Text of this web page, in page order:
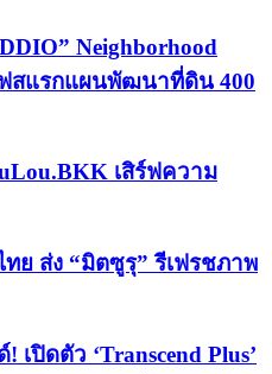
Neighborhood
สแรกแผนพัฒนาที่ดิน 400
เสิร์ฟความ
ย ส่ง “มิตซูรุ” รีเฟรชภาพ
ปิดตัว ‘Transcend Plus’